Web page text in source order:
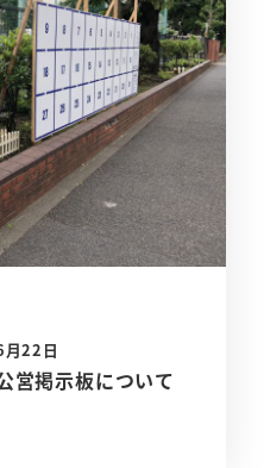
営掲示板について
22日